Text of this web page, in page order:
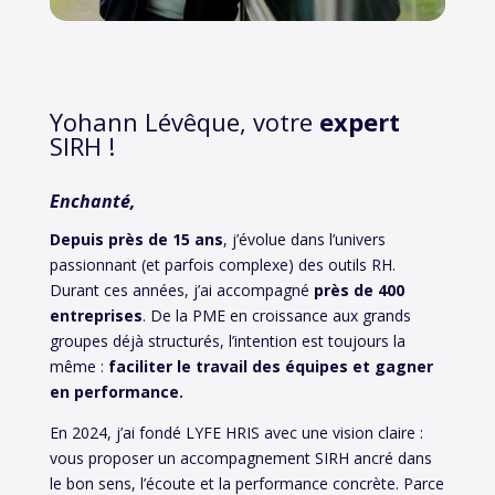
Yohann Lévêque, votre expert
SIRH !
Enchanté,
Depuis près de 15 ans, j’évolue dans l’univers
passionnant (et parfois complexe) des outils RH.
Durant ces années, j’ai accompagné près de 400
entreprises. De la PME en croissance aux grands
groupes déjà structurés, l’intention est toujours la
même : faciliter le travail des équipes et gagner
en performance.
En 2024, j’ai fondé LYFE HRIS avec une vision claire :
vous proposer un accompagnement SIRH ancré dans
le bon sens, l’écoute et la performance concrète. Parce